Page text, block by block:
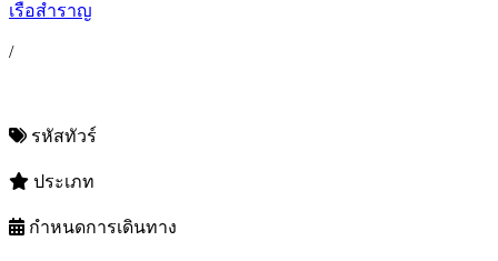
เรือสำราญ
/
รหัสทัวร์
ประเภท
กำหนดการเดินทาง